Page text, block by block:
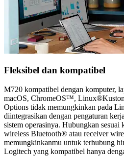
Fleksibel dan kompatibel
M720 kompatibel dengan komputer,
macOS, ChromeOS™,
Options tidak memungkinkan pada
diintegrasikan dengan pengaturan
sistem operasinya. Hubungkan
wireless Bluetooth® atau receiver
memungkinkanmu untuk terhubung
Logitech yang kompatibel hanya